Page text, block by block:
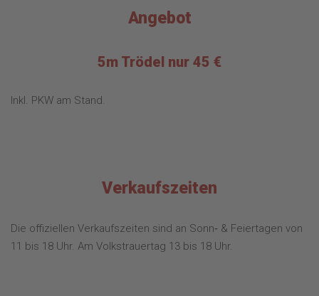
Angebot
5m Trödel nur 45 €
Inkl. PKW am Stand.
Verkaufszeiten
Die offiziellen Verkaufszeiten sind an Sonn‐ & Feiertagen von
11 bis 18 Uhr. Am Volkstrauertag 13 bis 18 Uhr.